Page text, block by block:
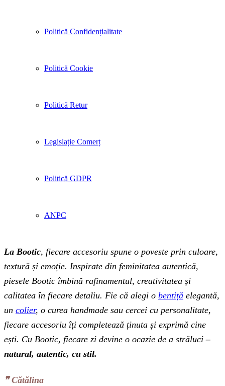
Politică Confidențialitate
Politică Cookie
Politică Retur
Legislație Comerț
Politică GDPR
ANPC
La Bootic, fiecare accesoriu spune o poveste prin culoare,
textură și emoție. Inspirate din feminitatea autentică,
piesele Bootic îmbină rafinamentul, creativitatea și
calitatea în fiecare detaliu. Fie că alegi o bentiță elegantă,
un colier, o curea handmade sau cercei cu personalitate,
fiecare accesoriu îți completează ținuta și exprimă cine
ești. Cu Bootic, fiecare zi devine o ocazie de a străluci –
natural, autentic, cu stil.
❞‬ Cătălina